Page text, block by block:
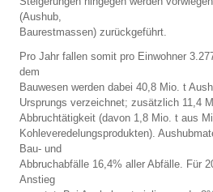
(Aushub,
Baurestmassen) zurückgeführt.
Pro Jahr fallen somit pro Einwohner
dem
Bauwesen werden dabei 40,8 Mio. t
Ursprungs verzeichnet; zusätzlich 11,4
Abbruchtätigkeit (davon 1,8 Mio. t aus
Kohleveredelungsprodukten).
Bau- und
Abbruchabfälle 16,4% aller Abfälle. Für
Anstieg